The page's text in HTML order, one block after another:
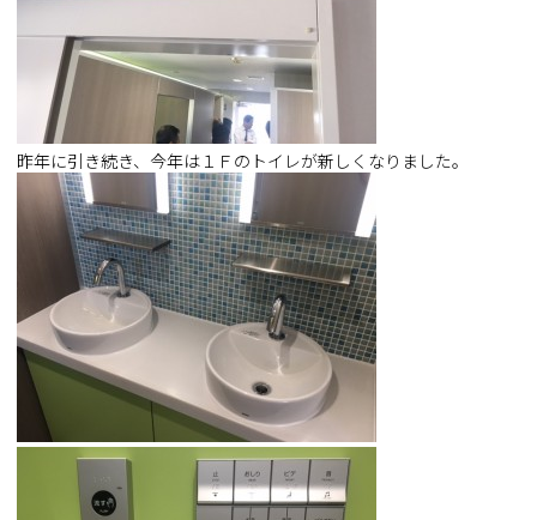
昨年に引き続き、今年は１Ｆのトイレが新しくなりました。